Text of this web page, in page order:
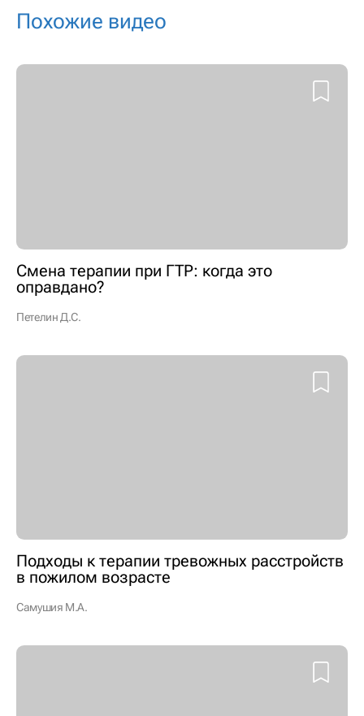
Похожие видео
Смена терапии при ГТР: когда это
оправдано?
Петелин Д.С.
Подходы к терапии тревожных расстройств
в пожилом возрасте
Самушия М.А.